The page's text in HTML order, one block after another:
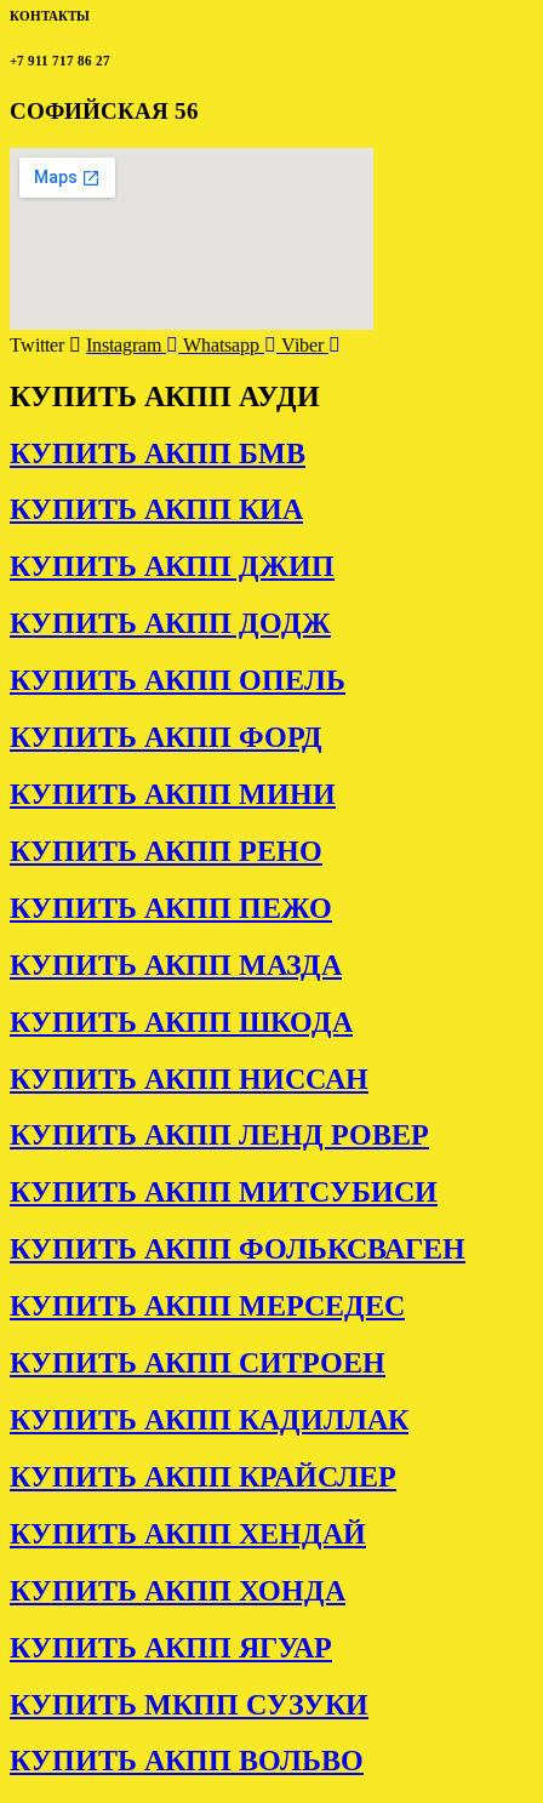
КОНТАКТЫ
+7 911 717 86 27
СОФИЙСКАЯ 56
Twitter Instagram Whatsapp Viber
КУПИТЬ АКПП АУДИ
КУПИТЬ АКПП БМВ
КУПИТЬ АКПП КИА
КУПИТЬ АКПП ДЖИП
КУПИТЬ АКПП ДОДЖ
КУПИТЬ АКПП ОПЕЛЬ
КУПИТЬ АКПП ФОРД
КУПИТЬ АКПП МИНИ
КУПИТЬ АКПП РЕНО
КУПИТЬ АКПП ПЕЖО
КУПИТЬ АКПП МАЗДА
КУПИТЬ АКПП ШКОДА
КУПИТЬ АКПП НИССАН
КУПИТЬ АКПП ЛЕНД РОВЕР
КУПИТЬ АКПП МИТСУБИСИ
КУПИТЬ АКПП ФОЛЬКСВАГЕН
КУПИТЬ АКПП МЕРСЕДЕС
КУПИТЬ АКПП СИТРОЕН
КУПИТЬ АКПП КАДИЛЛАК
КУПИТЬ АКПП КРАЙСЛЕР
КУПИТЬ АКПП ХЕНДАЙ
КУПИТЬ АКПП ХОНДА
КУПИТЬ АКПП ЯГУАР
КУПИТЬ МКПП СУЗУКИ
КУПИТЬ АКПП ВОЛЬВО